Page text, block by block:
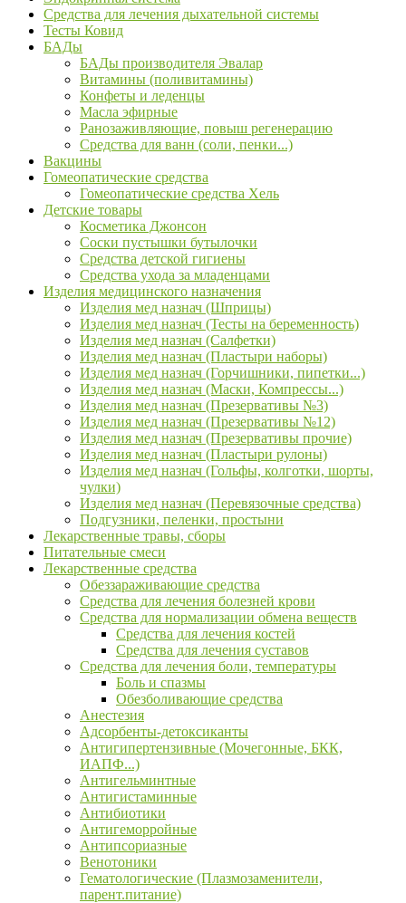
Средства для лечения дыхательной системы
Тесты Ковид
БАДы
БАДы производителя Эвалар
Витамины (поливитамины)
Конфеты и леденцы
Масла эфирные
Ранозаживляющие, повыш регенерацию
Средства для ванн (соли, пенки...)
Вакцины
Гомеопатические средства
Гомеопатические средства Хель
Детские товары
Косметика Джонсон
Соски пустышки бутылочки
Средства детской гигиены
Средства ухода за младенцами
Изделия медицинского назначения
Изделия мед назнач (Шприцы)
Изделия мед назнач (Тесты на беременность)
Изделия мед назнач (Салфетки)
Изделия мед назнач (Пластыри наборы)
Изделия мед назнач (Горчишники, пипетки...)
Изделия мед назнач (Маски, Компрессы...)
Изделия мед назнач (Презервативы №3)
Изделия мед назнач (Презервативы №12)
Изделия мед назнач (Презервативы прочие)
Изделия мед назнач (Пластыри рулоны)
Изделия мед назнач (Гольфы, колготки, шорты,
чулки)
Изделия мед назнач (Перевязочные средства)
Подгузники, пеленки, простыни
Лекарственные травы, сборы
Питательные смеси
Лекарственные средства
Обеззараживающие средства
Средства для лечения болезней крови
Средства для нормализации обмена веществ
Средства для лечения костей
Средства для лечения суставов
Средства для лечения боли, температуры
Боль и спазмы
Обезболивающие средства
Анестезия
Адсорбенты-детоксиканты
Антигипертензивные (Мочегонные, БКК,
ИАПФ...)
Антигельминтные
Антигистаминные
Антибиотики
Антигеморройные
Антипсориазные
Венотоники
Гематологические (Плазмозаменители,
парент.питание)